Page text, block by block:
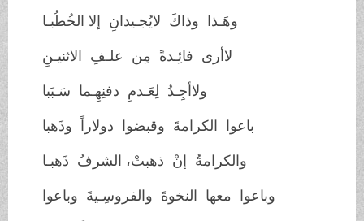
وهَـذا وذاكَ لايُجـيدانِ إلا الخُطُبـا
لاأرى فائِـدةً مِن علـفِ الاثنيـنِ
ولاأجِـدُ لِعَـدمِ دفنِهِـما سَـبَبا
باعوا الكرامةَ وقبضوا دولاراً وذَهبا
والكرامةُ إنْ ذهبتْ، الشرفُ ذَهبـا
وباعوا معها النخوةَ والفروسِـيةَ وباعوا